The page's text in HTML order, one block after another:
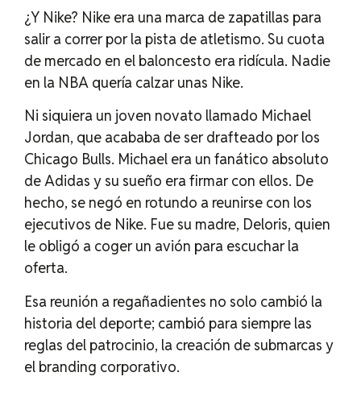
¿Y Nike? Nike era una marca de zapatillas para
salir a correr por la pista de atletismo. Su cuota
de mercado en el baloncesto era ridícula. Nadie
en la NBA quería calzar unas Nike.
Ni siquiera un joven novato llamado Michael
Jordan, que acababa de ser drafteado por los
Chicago Bulls. Michael era un fanático absoluto
de Adidas y su sueño era firmar con ellos. De
hecho, se negó en rotundo a reunirse con los
ejecutivos de Nike. Fue su madre, Deloris, quien
le obligó a coger un avión para escuchar la
oferta.
Esa reunión a regañadientes no solo cambió la
historia del deporte; cambió para siempre las
reglas del patrocinio, la creación de submarcas y
el branding corporativo.